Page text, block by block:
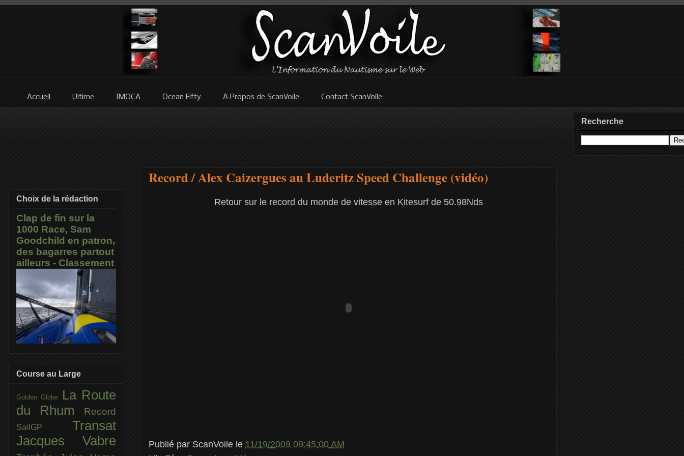
Accueil Ultime IMOCA Ocean Fifty A Propos de ScanVoile Contact ScanVoile
Record / Alex Caizergues au Luderitz Speed Challenge (vidéo)
Retour sur le record du monde de vitesse en Kitesurf de 50.98Nds
Publié par ScanVoile le 11/19/2009 09:45:00 AM
Choix de la rédaction
Clap de fin sur la
1000 Race, Sam
Goodchild en patron,
des bagarres partout
ailleurs - Classement
Course au Large
Golden Globe
La Route
du Rhum
Record
SailGP Transat
Jacques Vabre
Recherche